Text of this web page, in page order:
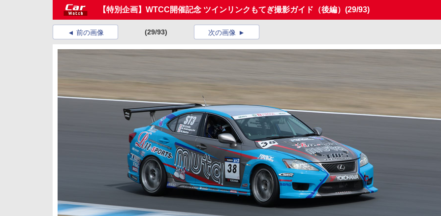
【特別企画】WTCC開催記念 ツインリンクもてぎ撮影ガイド（後編） (29/93)
前の画像 (29/93) 次の画像